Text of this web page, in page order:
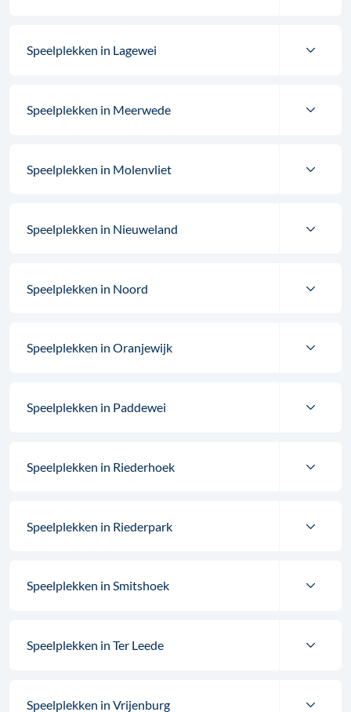
Speelplekken in Lagewei
Speelplekken in Meerwede
Speelplekken in Molenvliet
Speelplekken in Nieuweland
Speelplekken in Noord
Speelplekken in Oranjewijk
Speelplekken in Paddewei
Speelplekken in Riederhoek
Speelplekken in Riederpark
Speelplekken in Smitshoek
Speelplekken in Ter Leede
Speelplekken in Vrijenburg